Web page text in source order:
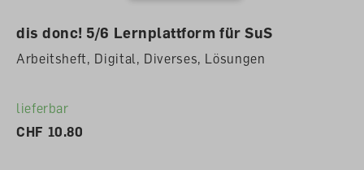
dis donc! 5/6 Lernplattform für SuS
Arbeitsheft, Digital, Diverses, Lösungen
lieferbar
CHF 10.80